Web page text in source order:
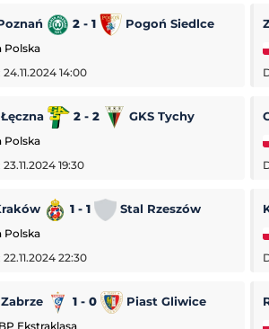
2 - 1 Pogoń Siedlce
Polska
14:00
2 - 2 GKS Tychy
Polska
19:30
1 - 1 Stal Rzeszów
Polska
22:30
1 - 0 Piast Gliwice
Ekstraklasa